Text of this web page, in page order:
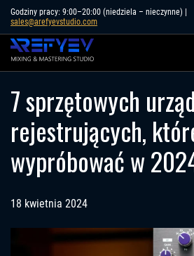
Skip
content
Godziny pracy: 9:00–20:00 (niedziela – nieczynne) |
sales@arefyevstudio.com
7 sprzętowych
rejestrujących,
wypróbować w
18 kwietnia 2024